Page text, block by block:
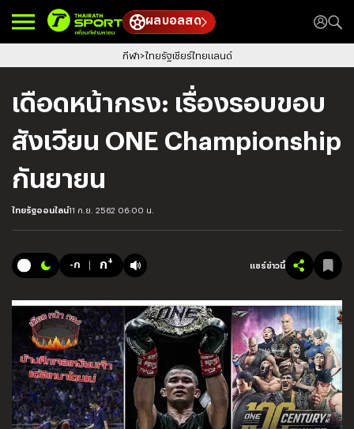
ผลบอลสด
กีฬา ไทยรัฐเชียร์ไทยแลนด์
เดือดหน้ากรง: เรื่องรอบขอบ
สังเวียน ONE Championship
กันยายน
ไทยรัฐออนไลน์11 ก.ย. 2562 06:00 น.
-ก ก+ แชร์ข่าวนี้